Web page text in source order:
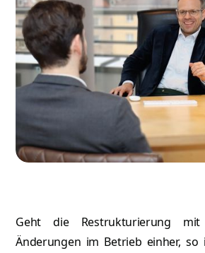
Geht die Restrukturierung mit
Änderungen im Betrieb einher, so